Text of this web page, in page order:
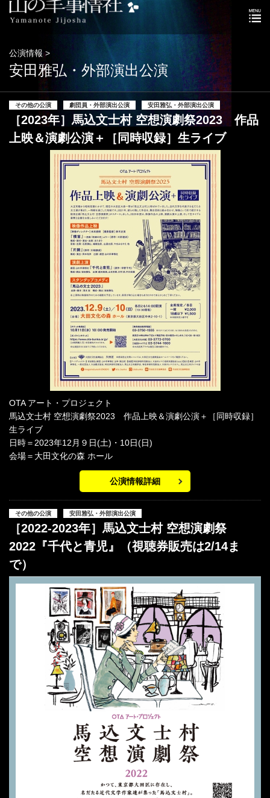
公演情報 >
安田雅弘・外部演出公演
その他の公演 劇団員・外部演出公演 安田雅弘・外部演出公演
［2023年］馬込文士村 空想演劇祭2023 作品
上映＆演劇公演＋［同時収録］生ライブ
OTA アート・プロジェクト
馬込文士村 空想演劇祭2023 作品上映＆演劇公演＋［同時収録］
生ライブ
日時＝2023年12月９日(土)・10日(日)
会場＝大田文化の森 ホール
公演情報詳細
その他の公演 安田雅弘・外部演出公演
［2022-2023年］馬込文士村 空想演劇祭
2022『千代と青児』（視聴券販売は2/14ま
で）